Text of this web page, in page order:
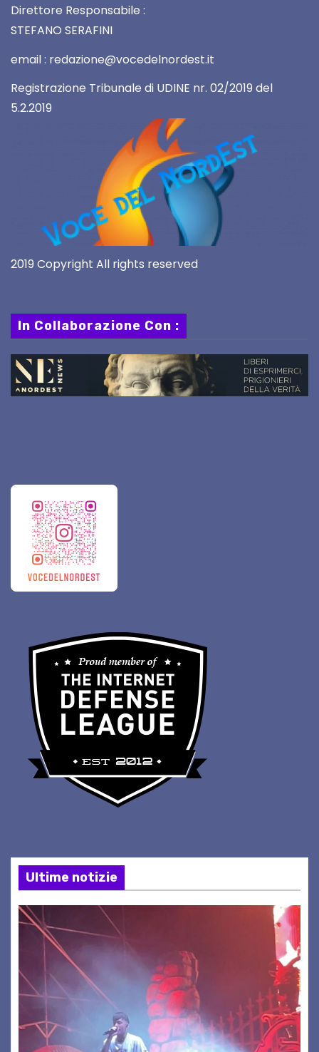
Direttore Responsabile :
STEFANO SERAFINI
email : redazione@vocedelnordest.it
Registrazione Tribunale di UDINE nr. 02/2019 del
5.2.2019
2019 Copyright All rights reserved
In Collaborazione Con :
Ultime notizie